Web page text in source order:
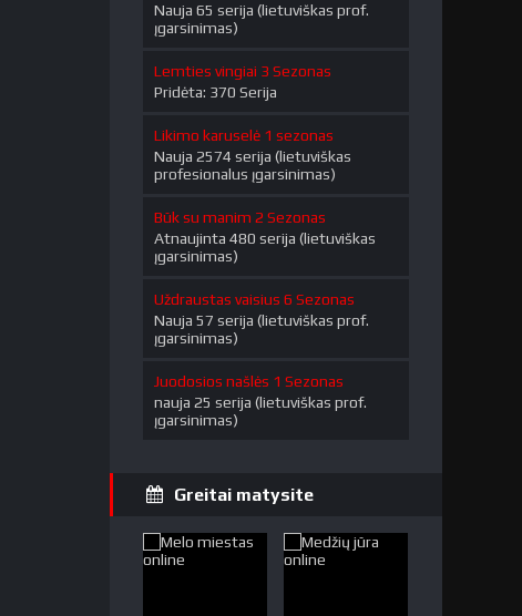
Nauja 65 serija (lietuviškas prof.
įgarsinimas)
Lemties vingiai 3 Sezonas
Pridėta: 370 Serija
Likimo karuselė 1 sezonas
Nauja 2574 serija (lietuviškas
profesionalus įgarsinimas)
Būk su manim 2 Sezonas
Atnaujinta 480 serija (lietuviškas
įgarsinimas)
Uždraustas vaisius 6 Sezonas
Nauja 57 serija (lietuviškas prof.
įgarsinimas)
Juodosios našlės 1 Sezonas
nauja 25 serija (lietuviškas prof.
įgarsinimas)
Greitai matysite